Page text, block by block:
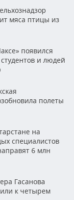
мяса птицы из
появился
и людей
полеты
на
специалистов
6 млн
Гасанова
к четырем